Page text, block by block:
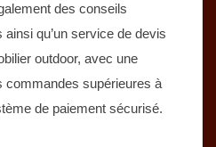
des conseils
ainsi qu’un service de devis
outdoor, avec une
commandes supérieures à
de paiement sécurisé.